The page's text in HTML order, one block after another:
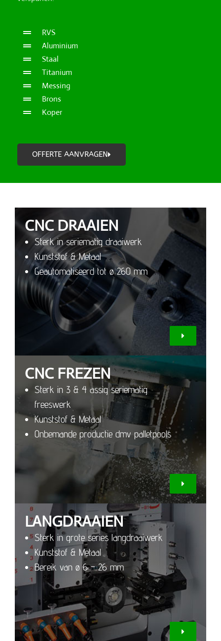
RVS
Aluminium
Staal
Titanium
Messing
Brons
Koper
OFFERTE AANVRAGEN
CNC DRAAIEN
Sterk in seriematig draaiwerk
Kunststof & Metaal
Geautomatiseerd tot ø 260 mm
CNC FREZEN
Sterk in 3 & 4 assig seriematig
freeswerk
Kunststof & Metaal
Onbemande productie dmv palletpools
LANGDRAAIEN
Sterk in grote series langdraaiwerk
Kunststof & Metaal
Bereik van ø 6 – 26 mm